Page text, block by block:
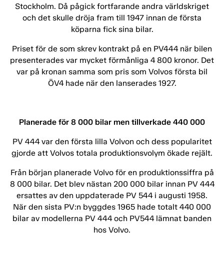
Stockholm. Då pågick fortfarande andra världskriget
och det skulle dröja fram till 1947 innan de första
köparna fick sina bilar.
Priset för de som skrev kontrakt på en PV444 när bilen
presenterades var mycket förmånliga 4 800 kronor. Det
var på kronan samma som pris som Volvos första bil
ÖV4 hade när den lanserades 1927.
Planerade för 8 000 bilar men tillverkade 440 000
PV 444 var den första lilla Volvon och dess popularitet
gjorde att Volvos totala produktionsvolym ökade rejält.
Från början planerade Volvo för en produktionssiffra på
8 000 bilar. Det blev nästan 200 000 bilar innan PV 444
ersattes av den uppdaterade PV 544 i augusti 1958.
När den sista PV:n byggdes 1965 hade totalt 440 000
bilar av modellerna PV 444 och PV544 lämnat banden
hos Volvo.